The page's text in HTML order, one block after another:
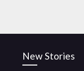
New Stories